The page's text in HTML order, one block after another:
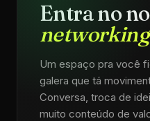
Entra no
networking
Um espaço pra você
galera que tá
Conversa, troca de
muito conteúdo de